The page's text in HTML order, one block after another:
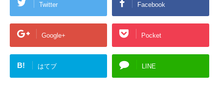
Twitter Facebook
Google+ Pocket
B! はてブ LINE